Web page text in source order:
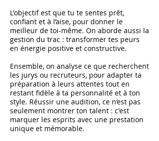
L'objectif est que tu te sentes prêt,
confiant et à l’aise, pour donner le
meilleur de toi-même. On aborde aussi la
gestion du trac : transformer tes peurs
en énergie positive et constructive.
Ensemble, on analyse ce que recherchent
les jurys ou recruteurs, pour adapter ta
préparation à leurs attentes tout en
restant fidèle à ta personnalité et à ton
style. Réussir une audition, ce n’est pas
seulement montrer ton talent : c'est
marquer les esprits avec une prestation
unique et mémorable.